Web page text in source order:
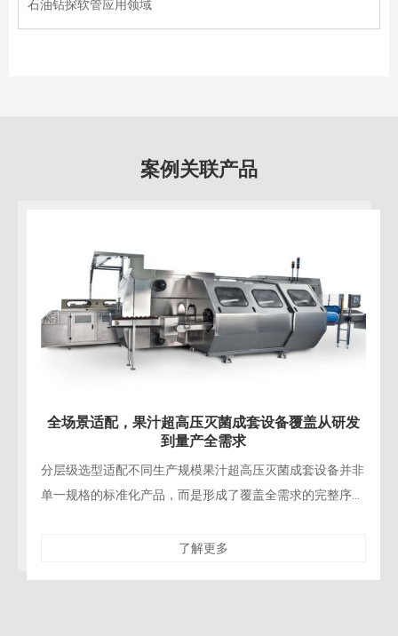
石油钻探软管应用领域
案例关联产品
盖从研发
套设备并非
的完整序
工生产标准
打破热灭菌的百年行业惯性过去数十年，果汁行
终围绕热力灭菌体系搭建，从高温瞬时灭菌到巴
有工艺都建立在“以热换安全”的逻辑上，终成品